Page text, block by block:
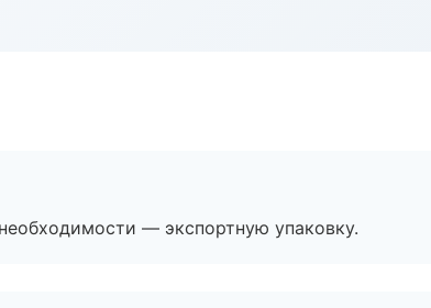
— экспортную упаковку.